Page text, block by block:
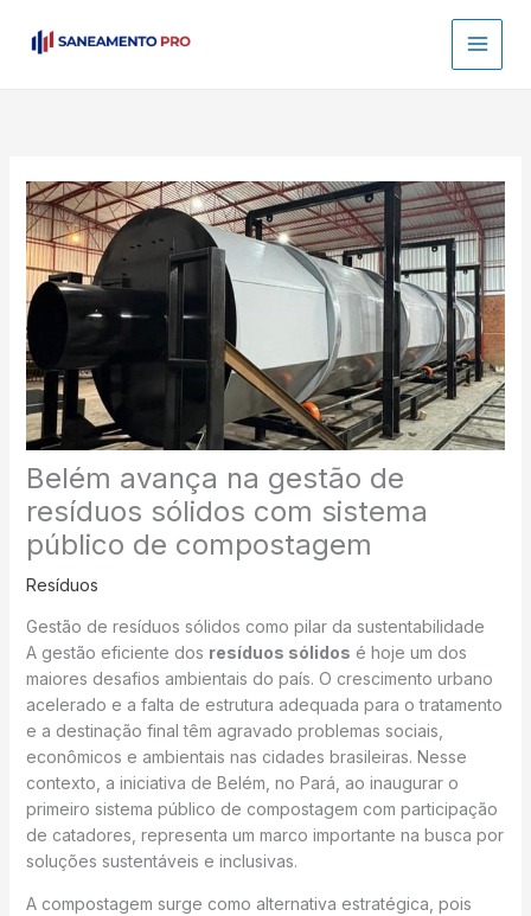
para
Belém avança na gestão de
resíduos sólidos com sistema
público de compostagem
Resíduos
Gestão de resíduos sólidos como pilar da sustentabilidade
A gestão eficiente dos resíduos sólidos é hoje um dos
maiores desafios ambientais do país. O crescimento urbano
acelerado e a falta de estrutura adequada para o tratamento
e a destinação final têm agravado problemas sociais,
econômicos e ambientais nas cidades brasileiras. Nesse
contexto, a iniciativa de Belém, no Pará, ao inaugurar o
primeiro sistema público de compostagem com participação
de catadores, representa um marco importante na busca por
soluções sustentáveis e inclusivas.
A compostagem surge como alternativa estratégica, pois